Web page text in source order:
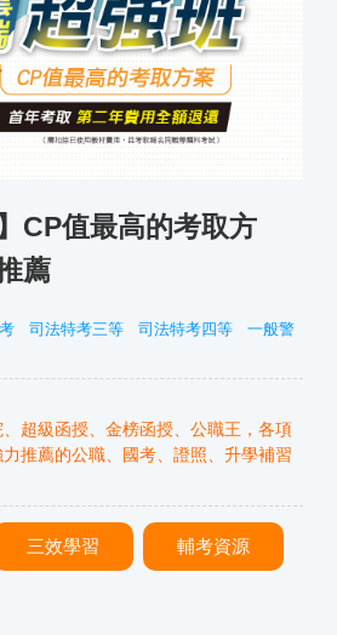
CP值最高的考取方
薦
司法特考三等 司法特考四等
一般警
超級函授、金榜函授、公職王，各項
推薦的公職、國考、證照、升學補習
三效學習 輔考資源